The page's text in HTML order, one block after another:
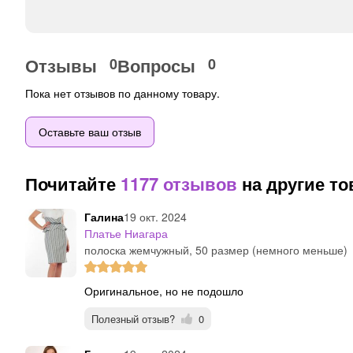
Отзывы 0Вопросы 0
Пока нет отзывов по данному товару.
Оставьте ваш отзыв
Почитайте 1177 отзывов на другие
Галина19 окт. 2024
Платье Ниагара
полоска жемчужный, 50 размер (немного меньше)
Оригинальное, но не подошло
Полезный отзыв? 0